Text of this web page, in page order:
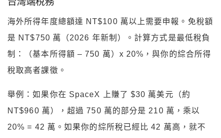
海外所得年度總額達 NT$100 萬以上需要申報。免稅額
是 NT$750 萬（2026 年新制）。計算方式是最低稅負
制：（基本所得額 – 750 萬）x 20%，與你的綜合所得
稅取高者課徵。
舉例：如果你在 SpaceX 上賺了 $30 萬美元（約
NT$960 萬），超過 750 萬的部分是 210 萬，乘以
20% = 42 萬。如果你的綜所稅已經比 42 萬高，就不